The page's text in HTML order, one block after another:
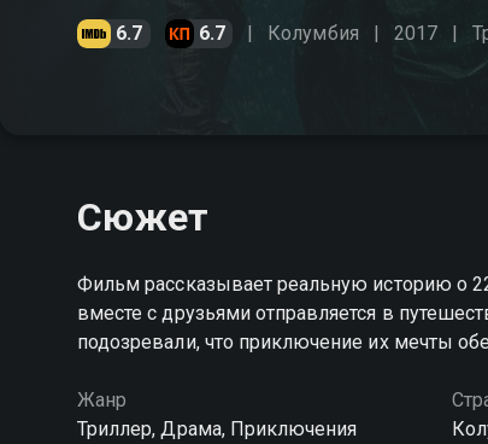
6.7 6.7 Колумбия 2017
Сюжет
Фильм рассказывает реальную историю о
вместе с друзьями отправляется в
подозревали, что приключение их мечты
Жанр
Триллер, Драма, Приключения